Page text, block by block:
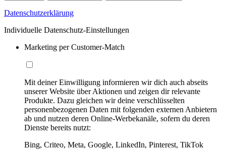
Datenschutzerklärung
Individuelle Datenschutz-Einstellungen
Marketing per Customer-Match
Mit deiner Einwilligung informieren wir dich auch abseits
unserer Website über Aktionen und zeigen dir relevante
Produkte. Dazu gleichen wir deine verschlüsselten
personenbezogenen Daten mit folgenden externen Anbietern
ab und nutzen deren Online-Werbekanäle, sofern du deren
Dienste bereits nutzt:
Bing, Criteo, Meta, Google, LinkedIn, Pinterest, TikTok